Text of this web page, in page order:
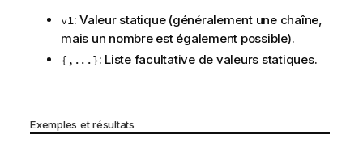
a
t
o
v1: Valeur statique (généralement une chaîne,
mais un nombre est également possible).
{,...}: Liste facultative de valeurs statiques.
Exemples et résultats